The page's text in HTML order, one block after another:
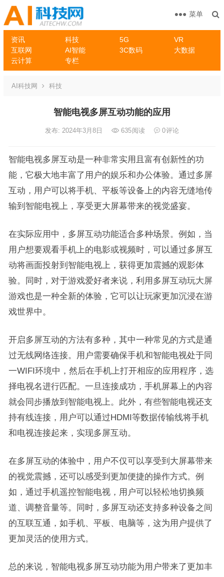
资讯 科技 5G
VR
互联网
AI智能 3C数码
大数据
云计算
专栏
菜单
AI科技网 科技
智能电视多屏互动功能的应用
发布: 2024年3月8日 635阅读 0评论
智能电视多屏互动是一种非常实用且富有创新性的功
能，它极大地丰富了用户的娱乐和办公体验。通过多屏
互动，用户可以将手机、平板等设备上的内容无缝地传
输到智能电视上，享受更大屏幕带来的视觉盛宴。
在实际应用中，多屏互动功能适合多种场景。例如，当
用户想要观看手机上的电影或视频时，可以通过多屏互
动将画面投射到智能电视上，获得更加震撼的观影体
验。同时，对于游戏爱好者来说，利用多屏互动玩大屏
游戏也是一种全新的体验，它可以让玩家更加沉浸在游
戏世界中。
开启多屏互动的方法有多种，其中一种常见的方式是通
过无线网络连接。用户需要确保手机和智能电视处于同
一WIFI环境中，然后在手机上打开相应的应用程序，选
择电视名进行匹配。一旦连接成功，手机屏幕上的内容
就会同步播放到智能电视上。此外，有些智能电视还支
持有线连接，用户可以通过HDMI等数据传输线将手机
和电视连接起来，实现多屏互动。
在多屏互动的体验中，用户不仅可以享受到大屏幕带来
的视觉震撼，还可以感受到更加便捷的操作方式。例
如，通过手机遥控智能电视，用户可以轻松地切换频
道、调整音量等。同时，多屏互动还支持多种设备之间
的互联互通，如手机、平板、电脑等，这为用户提供了
更加灵活的使用方式。
总的来说，智能电视多屏互动功能为用户带来了更加丰